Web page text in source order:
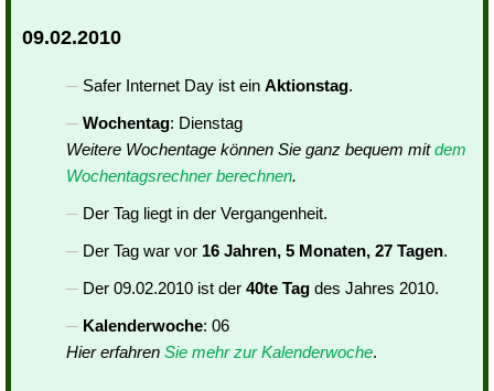
09.02.2010
Safer Internet Day ist ein Aktionstag.
Wochentag: Dienstag
Weitere Wochentage können Sie ganz bequem mitdem
Wochentagsrechner berechnen.
Der Tag liegt in der Vergangenheit.
Der Tag war vor 16 Jahren, 5 Monaten, 27 Tagen.
Der 09.02.2010 ist der 40te Tag des Jahres 2010.
Kalenderwoche: 06
Hier erfahren Sie mehr zur Kalenderwoche.